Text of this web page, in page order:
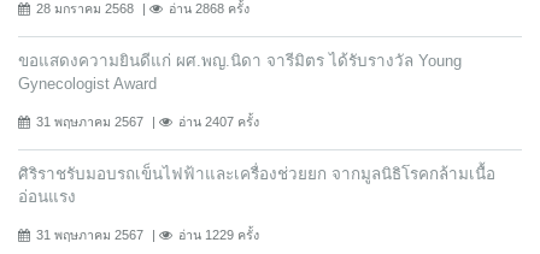
28 มกราคม 2568 อ่าน 2868 ครั้ง
ขอแสดงความยินดีแก่ ผศ.พญ.นิดา จารีมิตร ได้รับรางวัล Young
Gynecologist Award
31 พฤษภาคม 2567 อ่าน 2407 ครั้ง
ศิริราชรับมอบรถเข็นไฟฟ้าและเครื่องช่วยยก จากมูลนิธิโรคกล้ามเนื้อ
อ่อนแรง
31 พฤษภาคม 2567 อ่าน 1229 ครั้ง